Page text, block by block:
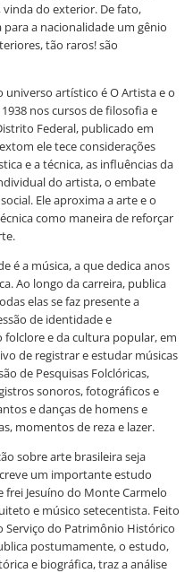
do exterior. De fato,
a nacionalidade um gênio
tão raros! são
artístico é O Artista e o
nos cursos de filosofia e
Federal, publicado em
ele tece considerações
e a técnica, as influências da
do artista, o embate
Ele aproxima a arte e o
como maneira de reforçar
é a música, a que dedica anos
Ao longo da carreira, publica
elas se faz presente a
de identidade e
e da cultura popular, em
de registrar e estudar músicas
de Pesquisas Folclóricas,
sonoros, fotográficos e
e danças de homens e
momentos de reza e lazer.
sobre arte brasileira seja
um importante estudo
Jesuíno do Monte Carmelo
e músico setecentista. Feito
Serviço do Patrimônio Histórico
postumamente, o estudo,
e biográfica, traz a análise